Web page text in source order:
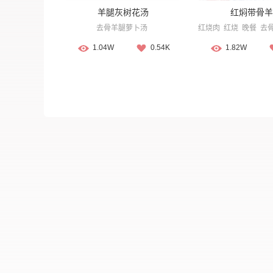
羊腿灰树花汤
去骨羊腿萝卜汤
1.04W 0.54K
红焖带骨
红烧肉 红烧 晚餐 去
1.82W